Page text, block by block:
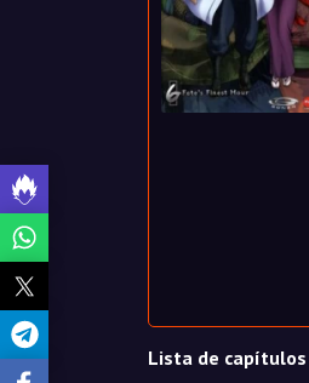
Lista de capítulos